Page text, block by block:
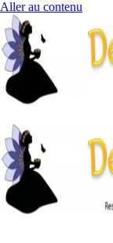
Aller au contenu